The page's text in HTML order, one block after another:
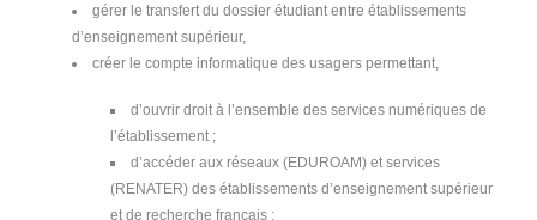
gérer le transfert du dossier étudiant entre établissements
d’enseignement supérieur,
créer le compte informatique des usagers permettant,
d’ouvrir droit à l’ensemble des services numériques de
l’établissement ;
d’accéder aux réseaux (EDUROAM) et services
(RENATER) des établissements d’enseignement supérieur
et de recherche français ;